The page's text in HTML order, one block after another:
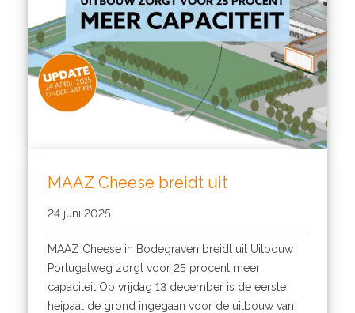
MAAZ Cheese breidt uit
24 juni 2025
MAAZ Cheese in Bodegraven breidt uit Uitbouw
Portugalweg zorgt voor 25 procent meer
capaciteit Op vrijdag 13 december is de eerste
heipaal de grond ingegaan voor de uitbouw van